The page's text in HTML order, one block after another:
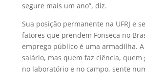
segure mais um ano”, diz.
Sua posição permanente na UFRJ e
fatores que prendem Fonseca no
emprego público é uma armadilha.
salário, mas quem faz ciência, quem
no laboratório e no campo, sente